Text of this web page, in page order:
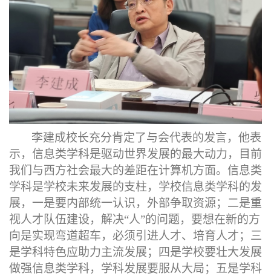
李建成校长充分肯定了与会代表的发言，他表
示，信息类学科是驱动世界发展的最大动力，目前
我们与西方社会最大的差距在计算机方面。信息类
学科是学校未来发展的支柱，学校信息类学科的发
展，一是要内部统一认识，外部争取资源；二是重
视人才队伍建设，解决“人”的问题，要想在新的方
向是实现弯道超车， 必须引进人才、培育人才；三
是学科特色应助力主流发展；四是学校要壮大发展
做强信息类学科，学科发展要服从大局；五是学科